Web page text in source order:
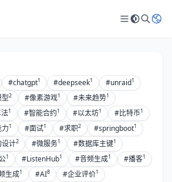
#chatgpt1 #deepseek1 #unraid1
2 #像素游戏1 #未来趋势1
1 #智能合约1 #以太坊1 #比特币1
1 #面试1 #求职2 #springboot1
计2 #微服务1 #数据库主键1
1 #ListenHub1 #音频生成1 #播客1
生成1 #AI8 #企业评价1